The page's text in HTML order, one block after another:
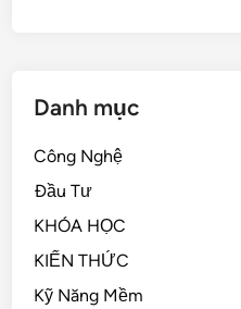
Danh mục
Công Nghệ
Đầu Tư
KHÓA HỌC
KIẾN THỨC
Kỹ Năng Mềm